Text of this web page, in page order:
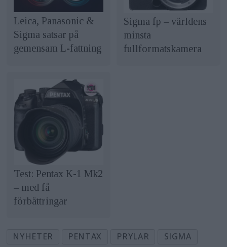
Leica, Panasonic &
Sigma satsar på
gemensam L-fattning
Sigma fp – världens
minsta
fullformatskamera
Test: Pentax K-1 Mk2
– med få
förbättringar
NYHETER PENTAX PRYLAR
SIGMA